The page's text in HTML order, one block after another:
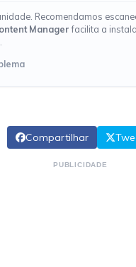
Recomendamos
Managerfacilita a
Compartilhar
PUBLICIDADE